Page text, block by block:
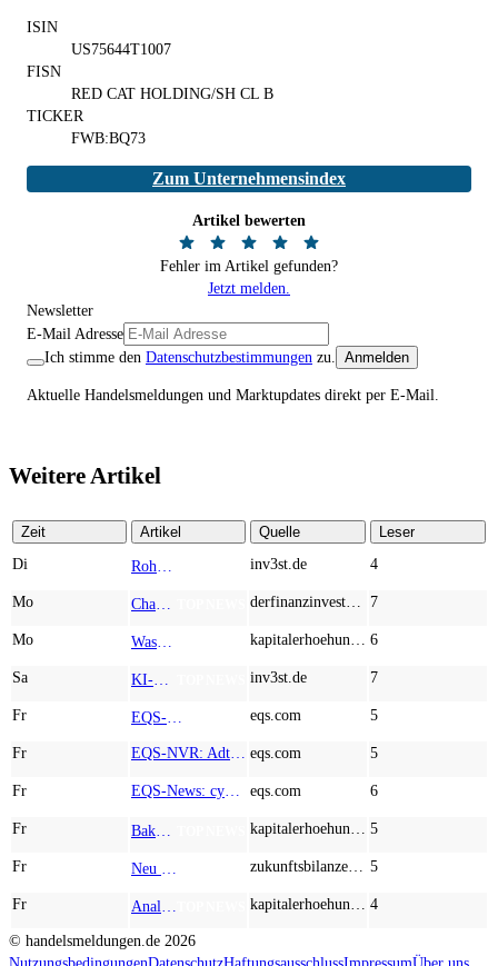
ISIN
US75644T1007
FISN
RED CAT HOLDING/SH CL B
TICKER
FWB:BQ73
Zum Unternehmensindex
Artikel bewerten
Fehler im Artikel gefunden?
Jetzt melden.
Newsletter
E-Mail Adresse
Ich stimme den Datenschutzbestimmungen zu. Anmelden
Aktuelle Handelsmeldungen und Marktupdates direkt per E-Mail.
Weitere Artikel
Zeit Artikel Quelle
Leser
Di
inv3st.de 4
Mo 7
Mo 6
Sa inv3st.de 7
Fr eqs.com 5
Fr eqs.com 5
Fr eqs.com 6
Fr 5
Fr 5
Fr 4
© handelsmeldungen.de 2026